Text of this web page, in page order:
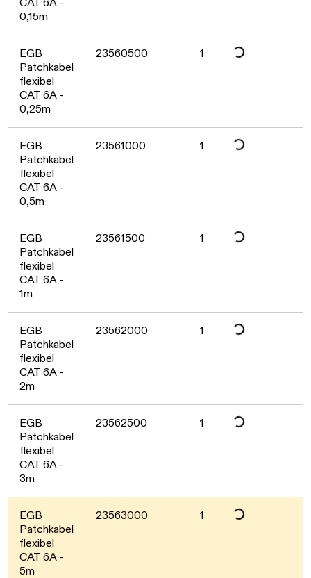
0,15m
EGB
Patchkabel
flexibel
CAT 6A -
0,25m
23560500 1
EGB
Patchkabel
flexibel
CAT 6A -
0,5m
23561000 1 Daten werden geladen. Bitte warten...
EGB
Patchkabel
flexibel
CAT 6A -
1m
23561500 1 Daten werden geladen. Bitte warten...
EGB
Patchkabel
flexibel
CAT 6A -
2m
23562000 1 Daten werden geladen. Bitte warten...
EGB
Patchkabel
flexibel
CAT 6A -
3m
23562500 1 Daten werden geladen. Bitte warten...
EGB
Patchkabel
flexibel
CAT 6A -
5m
23563000 1 Daten werden geladen. Bitte warten...